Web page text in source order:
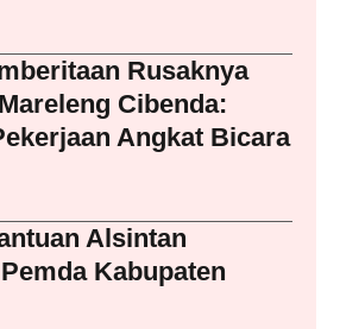
Rusaknya
Cibenda:
Angkat Bicara
Alsintan
Kabupaten